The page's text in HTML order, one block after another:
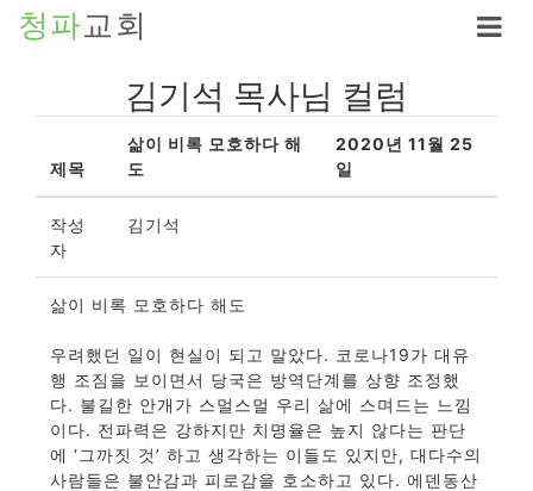
청파교회
김기석 목사님 컬럼
제목
삶이 비록 모호하다 해
도
2020년 11월 25
일
작성
자
김기석
삶이 비록 모호하다 해도
우려했던 일이 현실이 되고 말았다. 코로나19가 대유
행 조짐을 보이면서 당국은 방역단계를 상향 조정했
다. 불길한 안개가 스멀스멀 우리 삶에 스며드는 느낌
이다. 전파력은 강하지만 치명율은 높지 않다는 판단
에 ‘그까짓 것’ 하고 생각하는 이들도 있지만, 대다수의
사람들은 불안감과 피로감을 호소하고 있다. 에덴동산